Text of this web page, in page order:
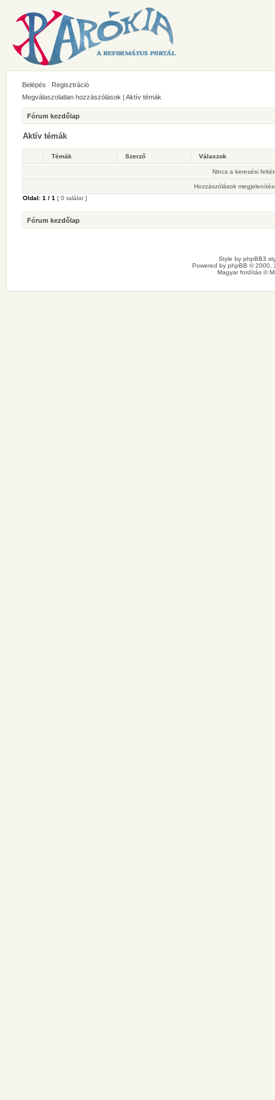
Belépés
Regisztráció
Megválaszolatlan hozzászólások | Aktív témák
Fórum kezdőlap
Aktív témák
Témák Szerző Válaszok
Nincs a keresési
Hozzászólások
Oldal: 1 / 1 [ 0 találat ]
Fórum kezdőlap
Style by phpBB3
Powered by phpBB © 2000,
Magyar fordítás ©